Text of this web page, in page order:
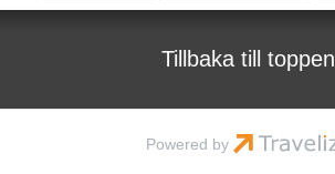
Tillbaka till toppen
Powered by